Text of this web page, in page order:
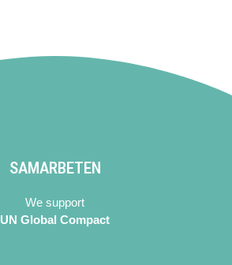
SAMARBETEN
We support
UN Global Compact